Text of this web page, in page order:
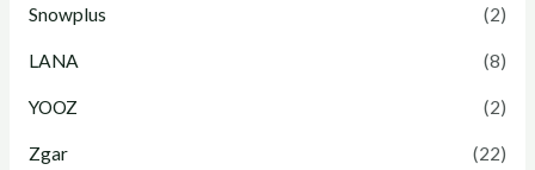
Snowplus (2)
LANA (8)
YOOZ (2)
Zgar (22)
n
G
R